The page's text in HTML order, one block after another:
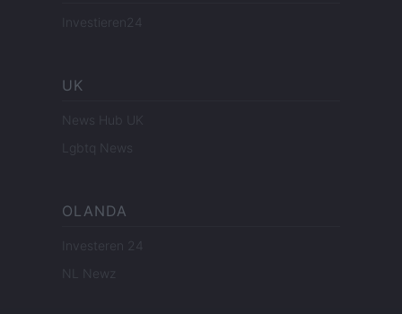
Investieren24
UK
News Hub UK
Lgbtq News
OLANDA
Investeren 24
NL Newz